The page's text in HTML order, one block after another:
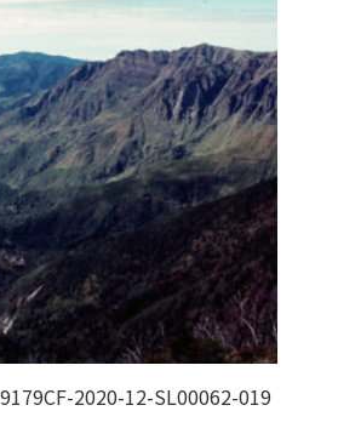
2020-12-SL00062-019